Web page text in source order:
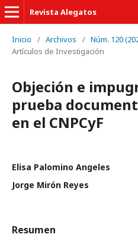
Revista Alegatos
Inicio / Archivos / Núm. 120
Artículos de Investigación
Objeción e
prueba
en el CNPCyF
Elisa Palomino Angeles
Jorge Mirón Reyes
Resumen